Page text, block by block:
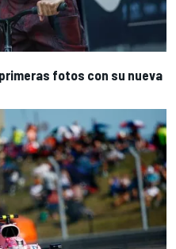
fotos con su nueva